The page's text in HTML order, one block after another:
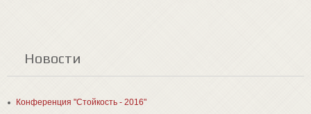
Новости
Конференция "Стойкость - 2016"